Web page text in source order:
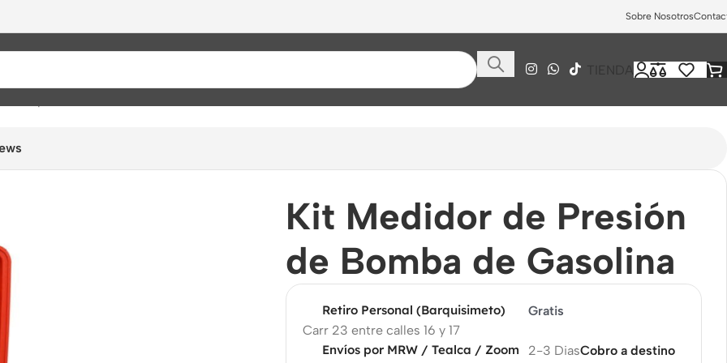
Sobre Nosotros
TIENDA
Kit Medidor de Presión
de Bomba de Gasolina
Retiro Personal (Barquisimeto)
Carr 23 entre calles 16 y 17
Gratis
Envíos por MRW / Tealca / Zoom
2-3 DiasCobro a destino